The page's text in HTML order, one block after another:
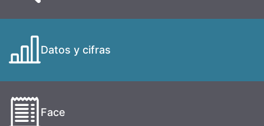
Datos y cifras
Face